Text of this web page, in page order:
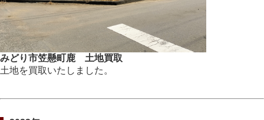
みどり市笠懸町鹿 土地買取
土地を買取いたしました。